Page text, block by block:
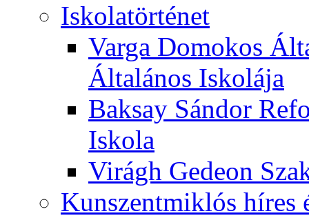
Iskolatörténet
Varga Domokos
Általános Iskolája
Baksay Sándor
Iskola
Virágh Gedeon
Kunszentmiklós híres